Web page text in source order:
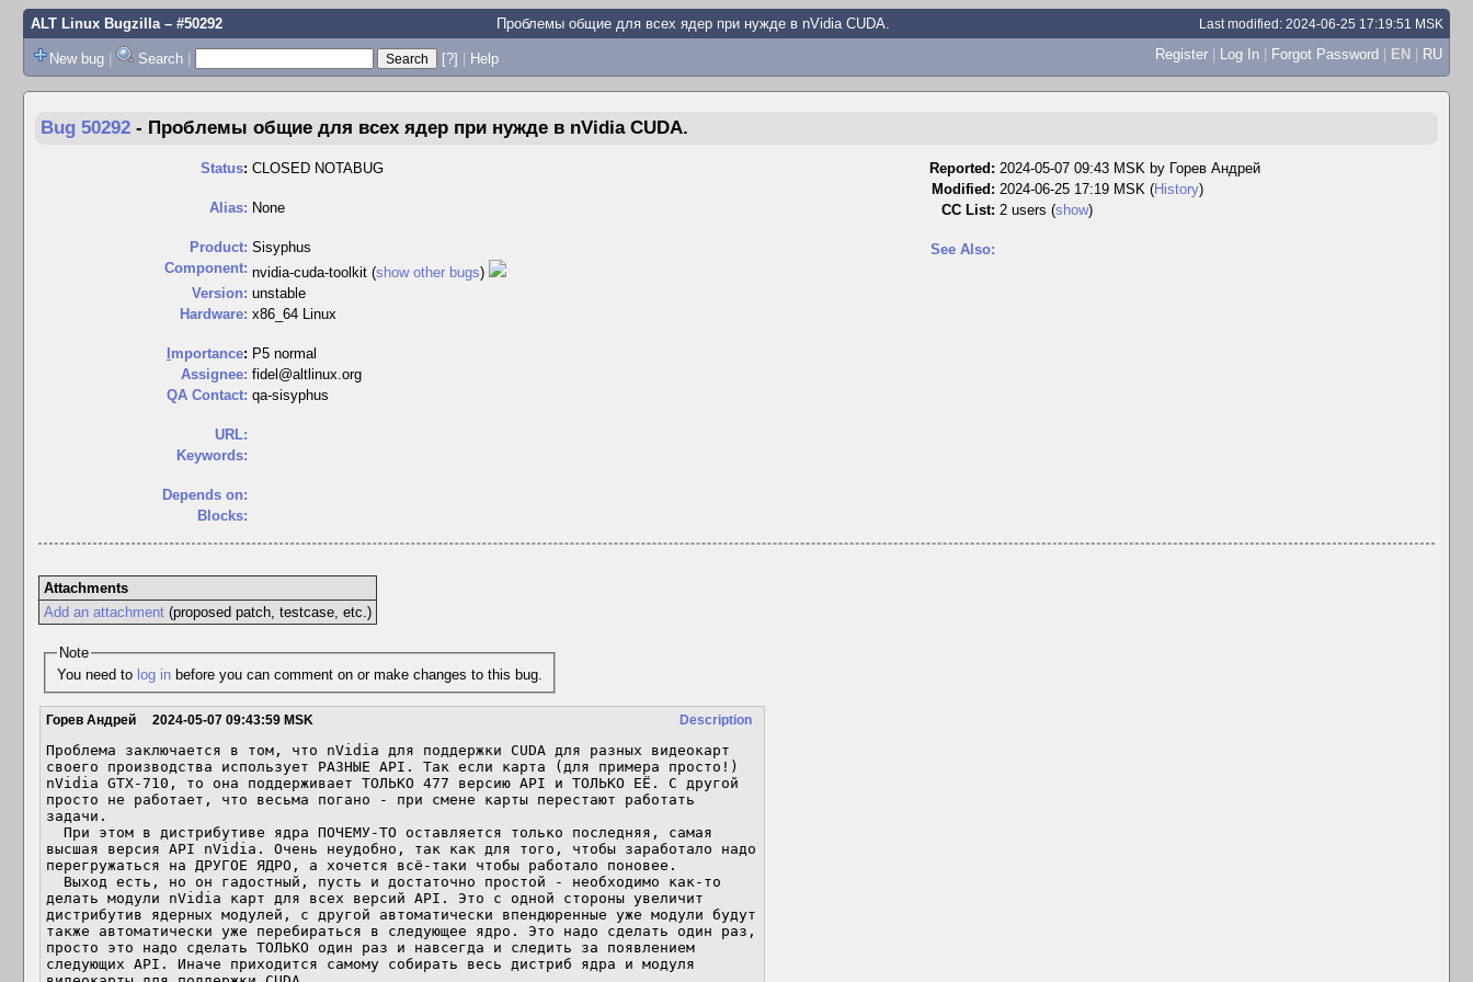
ALT Linux Bugzilla– #50292 Проблемы общие для всех ядер при нужде в nVidia CUDA. Last modified: 2024-06-25 17:19:51 MSK
New bug | Search | [?] | Help Register | Log In | Forgot Password | EN | RU
Bug 50292 - Проблемы общие для всех ядер при нужде в nVidia CUDA.
Status: CLOSED NOTABUG
Alias: None
Product: Sisyphus
Component: nvidia-cuda-toolkit (show other bugs)
Version: unstable
Hardware: x86_64 Linux
mportance: P5 normal
Assignee: fidel@altlinux.org
QA Contact: qa-sisyphus
URL:
Keywords:
Depends on:
Blocks:
Reported: 2024-05-07 09:43 MSK by Горев Андрей
Modified: 2024-06-25 17:19 MSK (History)
CC List: 2 users (show)
See Also:
Attachments
Add an attachment(proposed patch, testcase, etc.)
Note
You need to log in before you can comment on or make changes to this bug.
Description
Горев Андрей 2024-05-07 09:43:59 MSK
Проблема заключается в том, что nVidia для поддержки CUDA для разных видеокарт
своего производства использует РАЗНЫЕ API. Так если карта (для примера просто!)
nVidia GTX-710, то она поддерживает ТОЛЬКО 477 версию API и ТОЛЬКО ЕЁ. C другой
просто не работает, что весьма погано - при смене карты перестают работать
задачи.
высшая версия API nVidia. Очень неудобно, так как для того, чтобы заработало надо
перегружаться на ДРУГОЕ ЯДРО, а хочется всё-таки чтобы работало поновее.
делать модули nVidia карт для всех версий API. Это с одной стороны увеличит
дистрибутив ядерных модулей, с другой автоматически впендюренные уже модули будут
также автоматически уже перебираться в следующее ядро. Это надо сделать один раз,
просто это надо сделать ТОЛЬКО один раз и навсегда и следить за появлением
следующих API. Иначе приходится самому собирать весь дистриб ядра и модуля